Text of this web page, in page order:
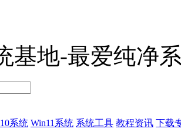
基地-最爱纯净
系统 Win11系统 系统工具 教程资讯 下载